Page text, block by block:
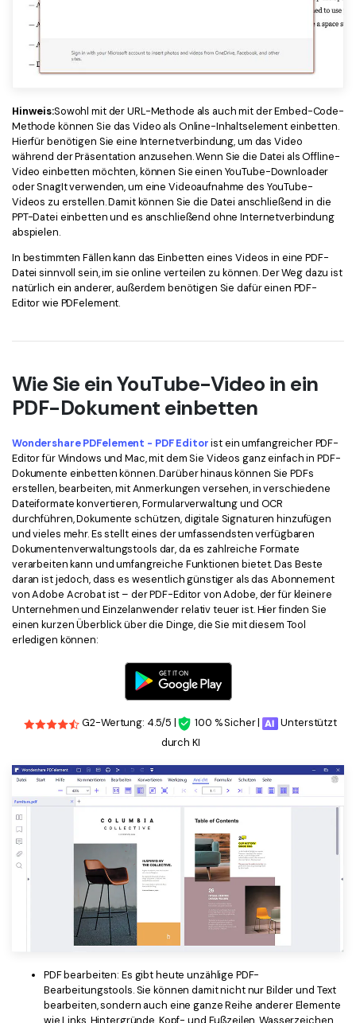
Hinweis:Sowohl mit der URL-Methode als auch mit der Embed-Code-
Methode können Sie das Video als Online-Inhaltselement einbetten.
Hierfür benötigen Sie eine Internetverbindung, um das Video
während der Präsentation anzusehen. Wenn Sie die Datei als Offline-
Video einbetten möchten, können Sie einen YouTube-Downloader
oder SnagIt verwenden, um eine Videoaufnahme des YouTube-
Videos zu erstellen. Damit können Sie die Datei anschließend in die
PPT-Datei einbetten und es anschließend ohne Internetverbindung
abspielen.
In bestimmten Fällen kann das Einbetten eines Videos in eine PDF-
Datei sinnvoll sein, im sie online verteilen zu können. Der Weg dazu ist
natürlich ein anderer, außerdem benötigen Sie dafür einen PDF-
Editor wie PDFelement.
Wie Sie ein YouTube-Video in ein
PDF-Dokument einbetten
Wondershare PDFelement - PDF Editorist ein umfangreicher PDF-
Editor für Windows und Mac, mit dem Sie Videos ganz einfach in PDF-
Dokumente einbetten können. Darüber hinaus können Sie PDFs
erstellen, bearbeiten, mit Anmerkungen versehen, in verschiedene
Dateiformate konvertieren, Formularverwaltung und OCR
durchführen, Dokumente schützen, digitale Signaturen hinzufügen
und vieles mehr. Es stellt eines der umfassendsten verfügbaren
Dokumentenverwaltungstools dar, da es zahlreiche Formate
verarbeiten kann und umfangreiche Funktionen bietet. Das Beste
daran ist jedoch, dass es wesentlich günstiger als das Abonnement
von Adobe Acrobat ist – der PDF-Editor von Adobe, der für kleinere
Unternehmen und Einzelanwender relativ teuer ist. Hier finden Sie
einen kurzen Überblick über die Dinge, die Sie mit diesem Tool
erledigen können:
G2-Wertung: 4.5/5 | 100 % Sicher |
Unterstützt
durch KI
PDF bearbeiten: Es gibt heute unzählige PDF-
Bearbeitungstools. Sie können damit nicht nur Bilder und Text
bearbeiten, sondern auch eine ganze Reihe anderer Elemente
wie Links, Hintergründe, Kopf- und Fußzeilen, Wasserzeichen